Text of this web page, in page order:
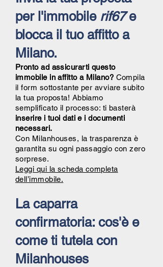
per l'immobile rif67e
blocca il tuo affitto a
Milano.
Pronto ad assicurarti questo
immobile in affitto a Milano? Compila
il form sottostante per avviare subito
la tua proposta! Abbiamo
semplificato il processo: ti basterà
inserire i tuoi dati e i documenti
necessari.
Con Milanhouses, la trasparenza è
garantita su ogni passaggio con zero
sorprese.
Leggi qui la scheda completa
dell’immobile.
La caparra
confirmatoria: cos'è e
come ti tutela con
Milanhouses